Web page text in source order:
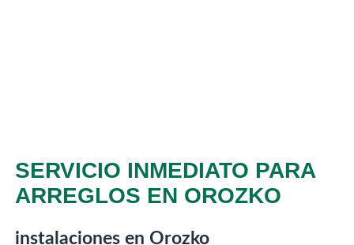
SERVICIO INMEDIATO PARA
ARREGLOS EN OROZKO
instalaciones en Orozko